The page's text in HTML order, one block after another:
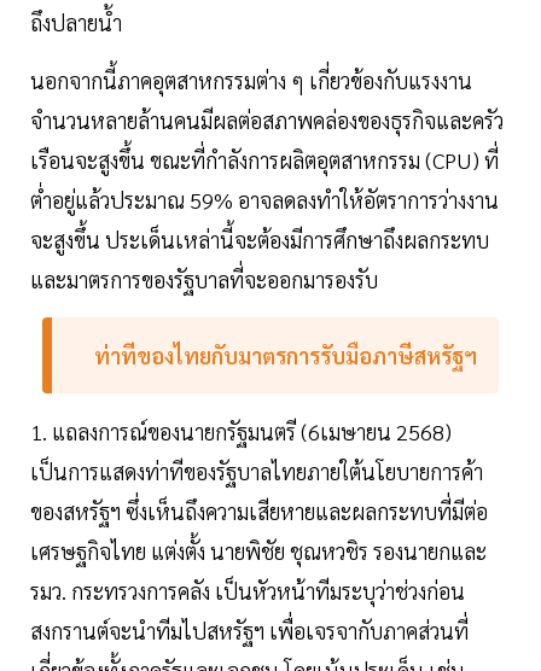
ถึงปลายน้ำ
นอกจากนี้ภาคอุตสาหกรรมต่าง ๆ เกี่ยวข้องกับแรงงาน
จำนวนหลายล้านคนมีผลต่อสภาพคล่องของธุรกิจและครัว
เรือนจะสูงขึ้น ขณะที่กำลังการผลิตอุตสาหกรรม (CPU) ที่
ต่ำอยู่แล้วประมาณ 59% อาจลดลงทำให้อัตราการว่างงาน
จะสูงขึ้น ประเด็นเหล่านี้จะต้องมีการศึกษาถึงผลกระทบ
และมาตรการของรัฐบาลที่จะออกมารองรับ
ท่าทีของไทยกับมาตรการรับมือภาษีสหรัฐฯ
1. แถลงการณ์ของนายกรัฐมนตรี (6เมษายน 2568)
เป็นการแสดงท่าทีของรัฐบาลไทยภายใต้นโยบายการค้า
ของสหรัฐฯ ซึ่งเห็นถึงความเสียหายและผลกระทบที่มีต่อ
เศรษฐกิจไทย แต่งตั้ง นายพิชัย ชุณหวชิร รองนายกและ
รมว. กระทรวงการคลัง เป็นหัวหน้าทีมระบุว่าช่วงก่อน
สงกรานต์จะนำทีมไปสหรัฐฯ เพื่อเจรจากับภาคส่วนที่